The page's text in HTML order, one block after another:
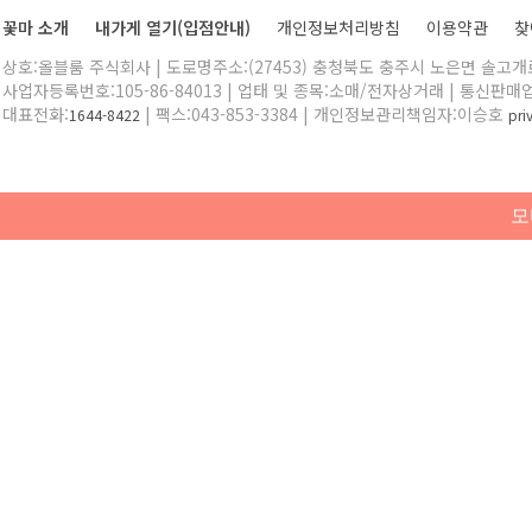
꽃마 소개 내가게 열기(입점안내) 개인정보처리방침 이용약관
상호:올블룸 주식회사 | 도로명주소:(27453) 충청북도 충주시 노은면 솔고
사업자등록번호:105-86-84013 | 업태 및 종목:소매/전자상거래 | 통신판매
대표전화:1644-8422 | 팩스:043-853-3384 | 개인정보관리책임자:이승호